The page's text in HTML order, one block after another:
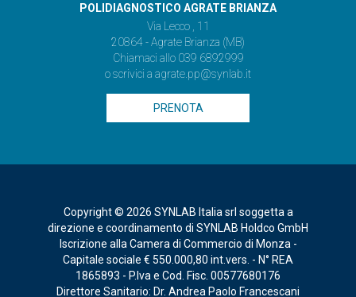
POLIDIAGNOSTICO AGRATE BRIANZA
Via Lecco , 11
20864 - Agrate Brianza (MB)
Chiamaci allo 039 6892999
o scrivici a agrate.pp@synlab.it
PRENOTA
Copyright © 2026 SYNLAB Italia srl soggetta a
direzione e coordinamento di SYNLAB Holdco GmbH
Iscrizione alla Camera di Commercio di Monza -
Capitale sociale € 550.000,80 int.vers. - N° REA
1865893 - P.Iva e Cod. Fisc. 00577680176
Direttore Sanitario: Dr. Andrea Paolo Francescani